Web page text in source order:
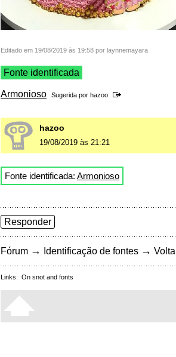
Editado em 19/08/2019 às 19:58 por laynnemayara
Fonte identificada
Armonioso Sugerida por hazoo
hazoo
19/08/2019 às 21:21
Fonte identificada: Armonioso
Responder
Fórum → Identificação de fontes →
Links: On snot and fonts